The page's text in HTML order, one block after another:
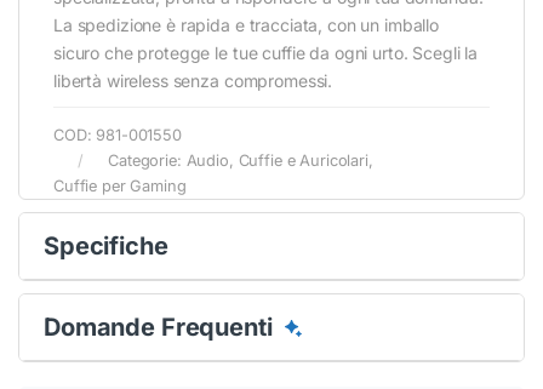
La spedizione è rapida e tracciata, con un imballo
sicuro che protegge le tue cuffie da ogni urto. Scegli la
libertà wireless senza compromessi.
COD: 981-001550
Categorie: Audio Cuffie e Auricolari
Cuffie per Gaming
Specifiche
Domande Frequenti